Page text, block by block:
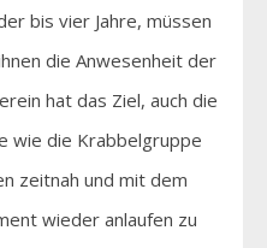
bis vier Jahre, müssen
die Anwesenheit der
hat das Ziel, auch die
wie die Krabbelgruppe
zeitnah und mit dem
wieder anlaufen zu